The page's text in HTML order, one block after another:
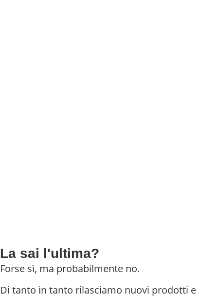
La sai l'ultima?
Forse sì, ma probabilmente no.
Di tanto in tanto rilasciamo nuovi prodotti e